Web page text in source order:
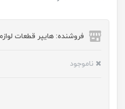
فروشنده: هایپر قطعات
ناموجود